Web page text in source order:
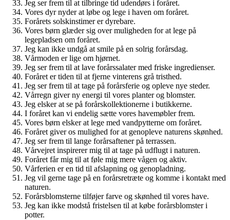
Jeg ser frem til at tilbringe tid udendørs i foråret.
Vores dyr nyder at løbe og lege i haven om foråret.
Forårets solskinstimer er dyrebare.
Vores børn glæder sig over muligheden for at lege på
legepladsen om foråret.
Jeg kan ikke undgå at smile på en solrig forårsdag.
Vårmoden er lige om hjørnet.
Jeg ser frem til at lave forårssalater med friske ingredienser.
Foråret er tiden til at fjerne vinterens grå tristhed.
Jeg ser frem til at tage på forårsferie og opleve nye steder.
Vårregn giver ny energi til vores planter og blomster.
Jeg elsker at se på forårskollektionerne i butikkerne.
I foråret kan vi endelig sætte vores havemøbler frem.
Vores børn elsker at lege med vandpytterne om foråret.
Foråret giver os mulighed for at genopleve naturens skønhed.
Jeg ser frem til lange forårsaftener på terrassen.
Vårvejret inspirerer mig til at tage på udflugt i naturen.
Foråret får mig til at føle mig mere vågen og aktiv.
Vårferien er en tid til afslapning og genopladning.
Jeg vil gerne tage på en forårsretræte og komme i kontakt med
naturen.
Forårsblomsterne tilføjer farve og skønhed til vores have.
Jeg kan ikke modstå fristelsen til at købe forårsblomster i
potter.